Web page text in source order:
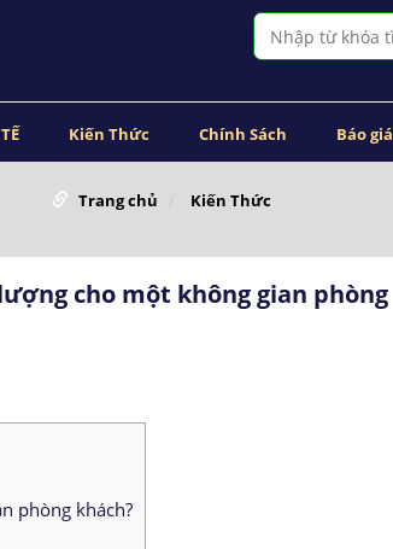
Kiến Thức Chính Sách Báo giá
Trang chủ Kiến Thức
cho một không gian phòng
phòng khách?